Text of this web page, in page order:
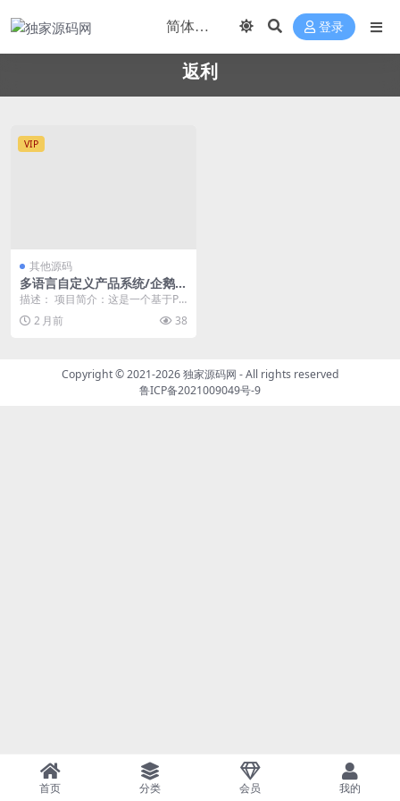
登录
返利
VIP
其他源码
多语言自定义产品系统/企鹅养
殖投资返利/一键安装
描述： 项目简介：这是一个基于PH
P开发的多语言企鹅养殖投资返利W
eb系统，采用...
2 月前 38
Copyright © 2021-2026独家源码网 - All rights reserved
鲁ICP备2021009049号-9
首页 分类 会员 我的